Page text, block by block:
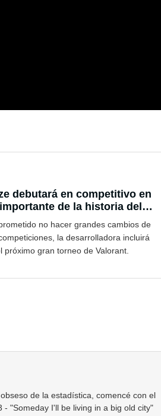
debutará en competitivo en
de la historia del
no hacer grandes cambios de
la desarrolladora incluirá
próximo gran torneo de Valorant.
de la estadística, comencé con el
"Someday I'll be living in a big old city"